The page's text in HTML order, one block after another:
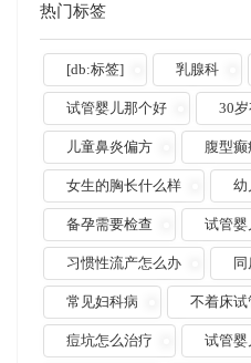
热门标签
[db:标签] 乳腺科
试管婴儿那个好 30
儿童鼻炎偏方 腹型
女生的胸长什么样 幼
备孕需要检查 试管婴
习惯性流产怎么办
常见妇科病 不着床试
痘坑怎么治疗 试管婴